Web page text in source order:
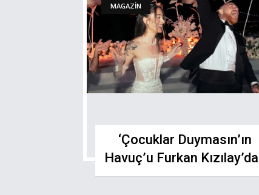
MAGAZİN
‘Çocuklar Duymasın’ın
Havuç’u Furkan
Yeni İş Hamlesi